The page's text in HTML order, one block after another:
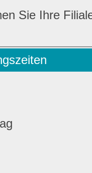
Sie Ihre